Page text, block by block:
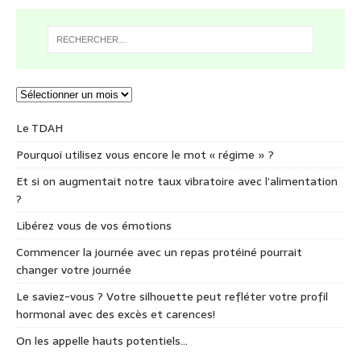
Le TDAH
Pourquoi utilisez vous encore le mot « régime » ?
Et si on augmentait notre taux vibratoire avec l’alimentation
?
Libérez vous de vos émotions
Commencer la journée avec un repas protéiné pourrait
changer votre journée
Le saviez-vous ? Votre silhouette peut refléter votre profil
hormonal avec des excès et carences!
On les appelle hauts potentiels…